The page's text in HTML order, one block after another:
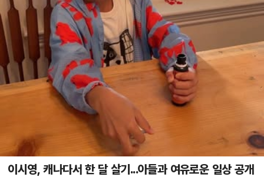
이시영, 캐나다서 한 달 살기...아들과 여유로운 일상 공개